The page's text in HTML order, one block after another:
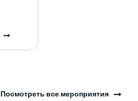
Посмотреть все мероприятия